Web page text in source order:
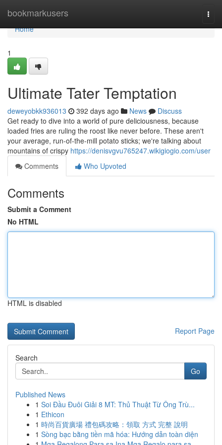
bookmarkusers
Home
Home
1
Ultimate Tater Temptation
deweyobkk936013 392 days ago News
Discuss
Get ready to dive into a world of pure deliciousness, because
loaded fries are ruling the roost like never before. These aren't
your average, run-of-the-mill potato sticks; we're talking about
mountains of crispy https://denisvgvu765247.wikigiogio.com/user
Comments
Who Upvoted
Comments
Submit a Comment
No HTML
HTML is disabled
Report Page
Search
Go
Published News
1 Soi Đầu Đuôi Giải 8 MT: Thủ Thuật Từ Ông Trù...
1 Ethicon
1 時尚百貨廣場 禮包碼攻略：領取 方式 完整 說明
1 Sòng bạc bằng tiền mã hóa: Hướng dẫn toàn diện